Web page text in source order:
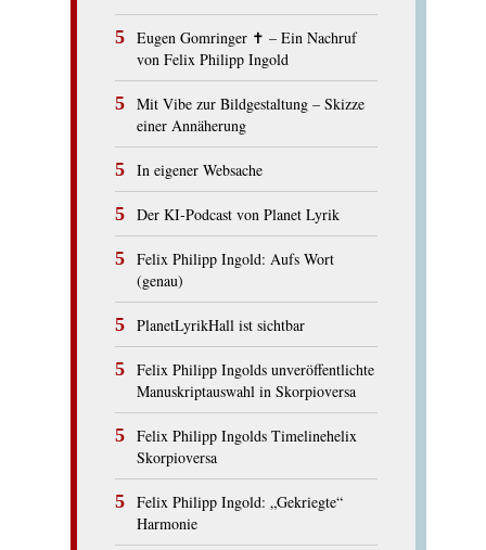
Eugen Gomringer ✝︎ – Ein Nachruf
von Felix Philipp Ingold
Mit Vibe zur Bildgestaltung – Skizze
einer Annäherung
In eigener Websache
Der KI-Podcast von Planet Lyrik
Felix Philipp Ingold: Aufs Wort
(genau)
PlanetLyrikHall ist sichtbar
Felix Philipp Ingolds unveröffentlichte
Manuskriptauswahl in Skorpioversa
Felix Philipp Ingolds Timelinehelix
Skorpioversa
Felix Philipp Ingold: „Gekriegte“
Harmonie